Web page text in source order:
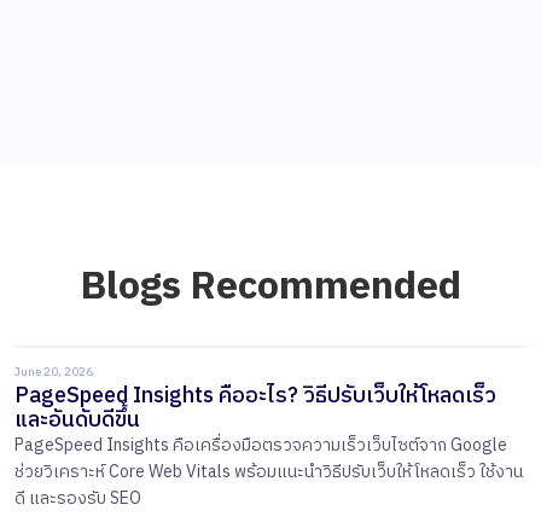
Blogs Recommended
June 20, 2026
PageSpeed Insights คืออะไร? วิธีปรับเว็บให้โหลดเร็ว
และอันดับดีขึ้น
PageSpeed Insights คือเครื่องมือตรวจความเร็วเว็บไซต์จาก Google
ช่วยวิเคราะห์ Core Web Vitals พร้อมแนะนำวิธีปรับเว็บให้โหลดเร็ว ใช้งาน
ดี และรองรับ SEO